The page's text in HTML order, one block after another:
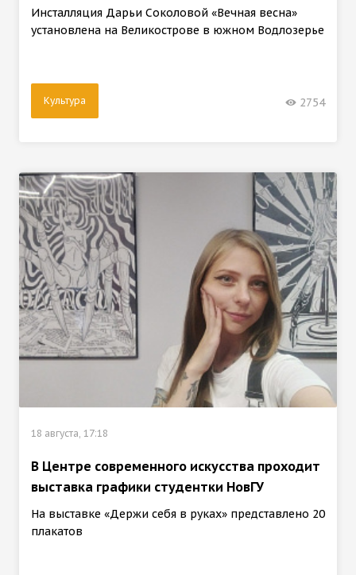
Инсталляция Дарьи Соколовой «Вечная весна»
установлена на Великострове в южном Водлозерье
Культура 2754
18 августа, 17:18
В Центре современного искусства проходит
выставка графики студентки НовГУ
На выставке «Держи себя в руках» представлено 20
плакатов